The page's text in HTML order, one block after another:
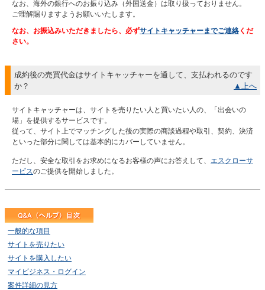
なお、海外の銀行へのお振り込み（外国送金）は取り扱っておりません。
ご理解賜りますようお願いいたします。
なお、お振込みいただきましたら、必ずサイトキャッチャーまでご連絡 くだ
さい。
成約後の売買代金はサイトキャッチャーを通して、支払われるのです
か？
▲上へ
サイトキャッチャーは、サイトを売りたい人と買いたい人の、「出会いの
場」を提供するサービスです。
従って、サイト上でマッチングした後の実際の商談過程や取引、契約、決済
といった部分に関しては基本的にカバーしていません。
ただし、安全な取引をお求めになるお客様の声にお答えして、 エスクローサ
ービスのご提供を開始しました。
一般的な項目
サイトを売りたい
サイトを購入したい
マイビジネス・ログイン
案件詳細の見方